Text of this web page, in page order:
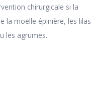
chirurgicale si la
la moelle épinière, les lilas
les agrumes.